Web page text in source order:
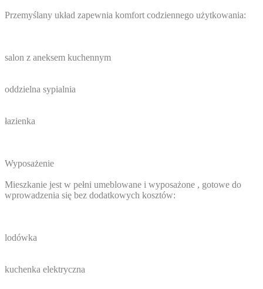
Przemyślany układ zapewnia komfort codziennego użytkowania:
salon z aneksem kuchennym
oddzielna sypialnia
łazienka
Wyposażenie
Mieszkanie jest w pełni umeblowane i wyposażone , gotowe do
wprowadzenia się bez dodatkowych kosztów:
lodówka
kuchenka elektryczna